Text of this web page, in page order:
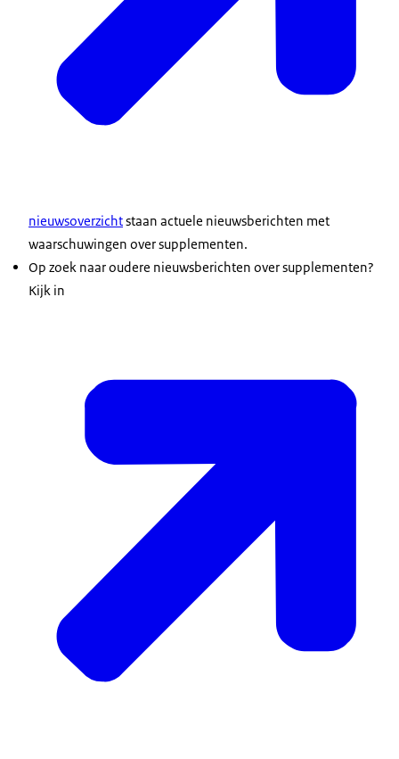
nieuwsoverzichtstaan actuele nieuwsberichten met
waarschuwingen over supplementen.
Op zoek naar oudere nieuwsberichten over supplementen?
Kijk in